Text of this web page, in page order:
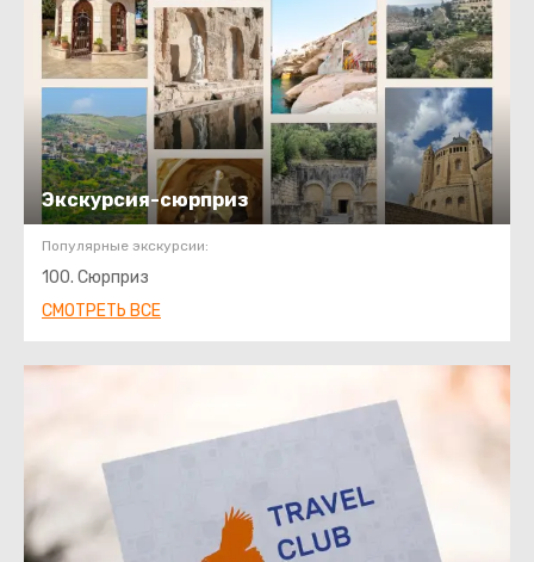
Экскурсия-сюрприз
Популярные экскурсии:
100. Сюрприз
СМОТРЕТЬ ВСЕ